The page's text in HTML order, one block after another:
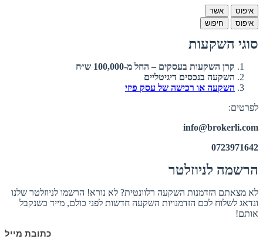
איפוס
אשר
איפוס
חיפוש
סוגי השקעות
קרן השקעות בעסקים – החל מ-100,000 ש״ח
השקעה בנכסים דיגיטליים
השקעה או רכישה של עסק פיזי
לפרטים:
info@brokerli.com
0723971642
הרשמה לניוזלטר
לא מצאתם הזדמנות השקעה רלוונטית? לא נורא! הרשמו לניוזלטר שלנו
ונדאג לשלוח לכם הזדמנויות השקעה חדשות לפני כולם, מייד כשנקבל
אותם!
כתובת מייל